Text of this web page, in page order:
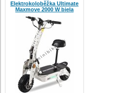
Elektrokoloběžka Ultimate
Maxmove 2000 W biela